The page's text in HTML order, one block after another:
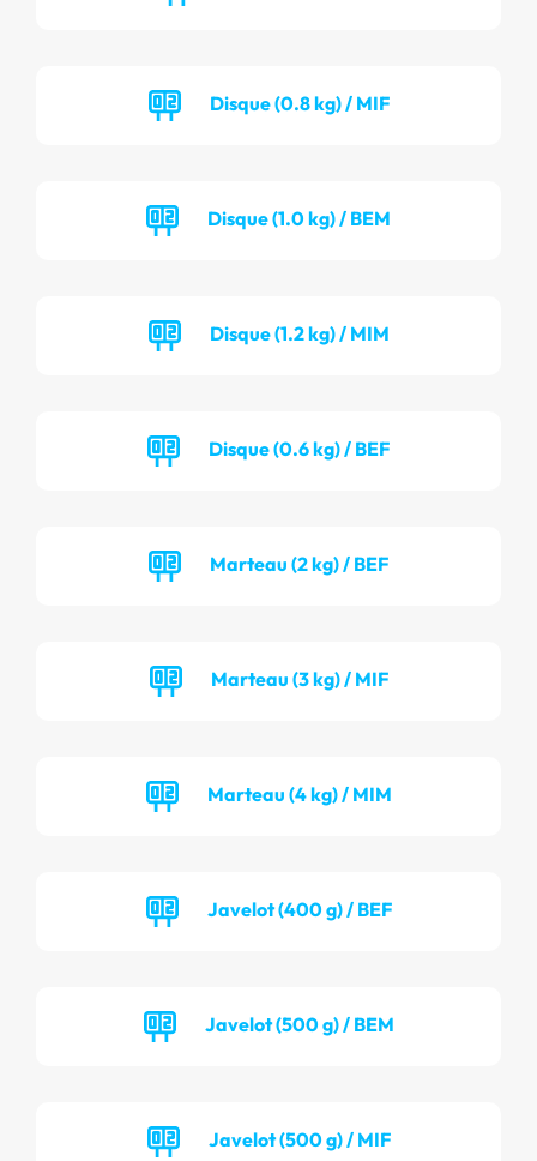
Disque (0.8 kg) / MIF
Disque (1.0 kg) / BEM
Disque (1.2 kg) / MIM
Disque (0.6 kg) / BEF
Marteau (2 kg) / BEF
Marteau (3 kg) / MIF
Marteau (4 kg) / MIM
Javelot (400 g) / BEF
Javelot (500 g) / BEM
Javelot (500 g) / MIF